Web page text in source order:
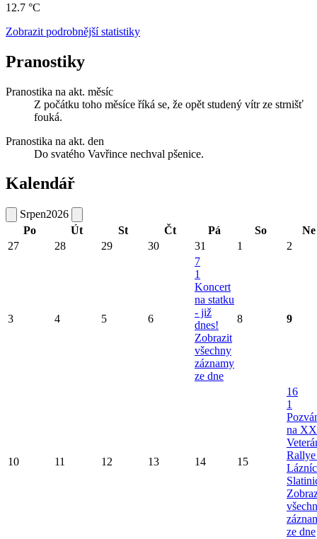
12.7 °C
Zobrazit podrobnější statistiky
Pranostiky
Pranostika na akt. měsíc
Z počátku toho měsíce říká se, že opět studený vítr ze strnišť
fouká.
Pranostika na akt. den
Do svatého Vavřince nechval pšenice.
Kalendář
Srpen2026
Po
Út St Čt Pá So
Ne
27
28 29 30 31 1 2
3 4 5 6
7
1
Koncert
na statku
- již
dnes!
Zobrazit
všechny
záznamy
ze dne
8 9
10 11 12 13 14 15
16
1
na
ze dne